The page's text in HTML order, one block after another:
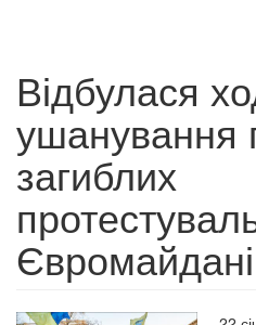
Відбулася
ушанування
загиблих
Євромайдані